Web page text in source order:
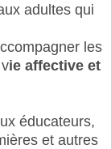
adultes qui
les
ie affective et
éducateurs,
et autres